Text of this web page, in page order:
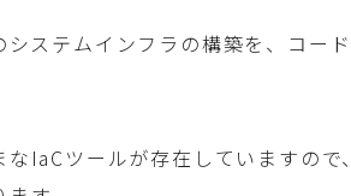
ステムインフラの構築を、コード
IaCツールが存在していますので、